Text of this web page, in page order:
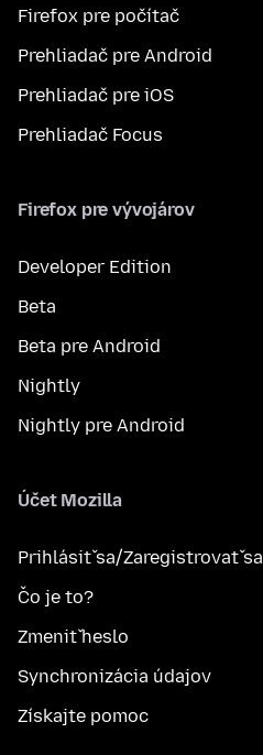
Firefox pre počítač
Prehliadač pre Android
Prehliadač pre iOS
Prehliadač Focus
Firefox pre vývojárov
Developer Edition
Beta
Beta pre Android
Nightly
Nightly pre Android
Účet Mozilla
Prihlásiť sa/Zaregistrovať sa
Čo je to?
Zmeniť heslo
Synchronizácia údajov
Získajte pomoc